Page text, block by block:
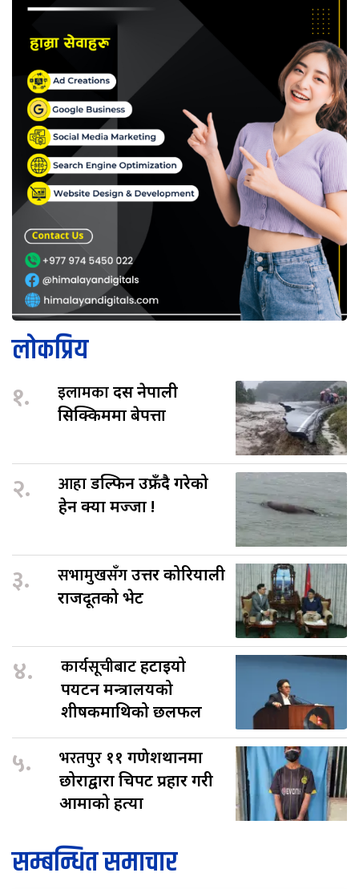
लोकप्रिय
१. इलामकादस नेपाली
सिक्किममा बेपत्ता
२. आहाडल्फिन उफ्रँदै गरेको
हेर्न क्या मज्जा !
३. सभामुखसँगउत्तर कोरियाली
राजदूतको भेट
४. कार्यसूचीबाटहटाइयो
पर्यटन मन्त्रालयको
शीर्षकमाथिको छलफल
५. भरतपुर ११ गणेशथानमा
छोराद्वारा चिर्पट प्रहार गरी
आमाको हत्या
सम्बन्धित समाचार